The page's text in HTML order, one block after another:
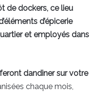
de dockers, ce lieu
d’épicerie
et employés dans
dandiner sur votre
chaque mois,